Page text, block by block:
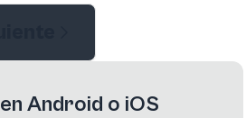
Android o iOS